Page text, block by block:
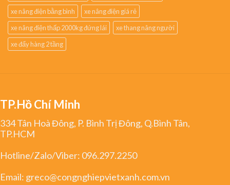
xe nâng điện bằng bình
xe nâng điện giá rẻ
xe nâng điện thấp 2000kg đứng lái
xe thang nâng người
xe đẩy hàng 2 tầng
TP.Hồ Chí Minh
334 Tân Hoà Đông, P. Bình Trị Đông, Q.Bình Tân,
TP.HCM
Hotline/Zalo/Viber: 096.297.2250
Email: greco@congnghiepvietxanh.com.vn